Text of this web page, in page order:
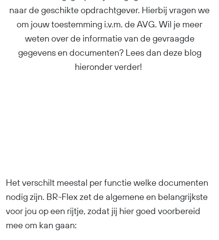
naar de geschikte opdrachtgever. Hierbij vragen we
om jouw toestemming i.v.m. de AVG. Wil je meer
weten over de informatie van de gevraagde
gegevens en documenten? Lees dan deze blog
hieronder verder!
Het verschilt meestal per functie welke documenten
nodig zijn. BR-Flex zet de algemene en belangrijkste
voor jou op een rijtje, zodat jij hier goed voorbereid
mee om kan gaan: